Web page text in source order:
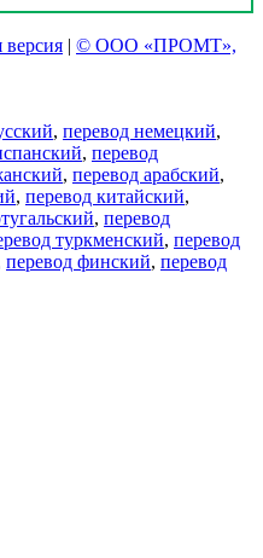
| © ООО «ПРОМТ»,
, перевод немецкий,
, перевод
, перевод арабский,
, перевод китайский,
, перевод
туркменский, перевод
перевод финский, перевод